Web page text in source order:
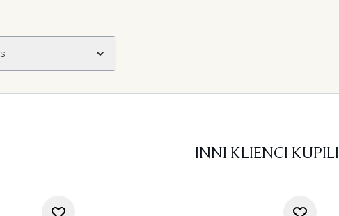
INNI KLIENCI KUPILI